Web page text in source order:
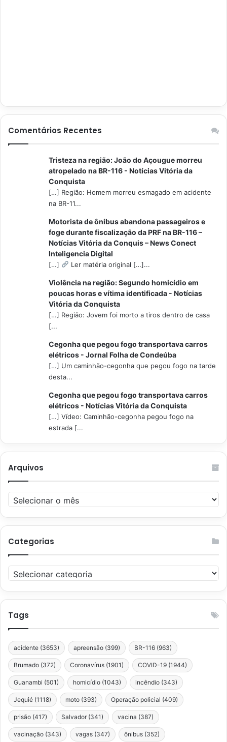
Comentários Recentes
Tristeza na região: João do Açougue morreu
atropelado na BR-116 - Notícias Vitória da
Conquista
[…] Região: Homem morreu esmagado em acidente
na BR-11...
Motorista de ônibus abandona passageiros e
foge durante fiscalização da PRF na BR-116 –
Notícias Vitória da Conquis – News Conect
Inteligencia Digital
[…] Ler matéria original […]...
Violência na região: Segundo homicídio em
poucas horas e vítima identificada - Notícias
Vitória da Conquista
[…] Região: Jovem foi morto a tiros dentro de casa
[...
Cegonha que pegou fogo transportava carros
elétricos - Jornal Folha de Condeúba
[…] Um caminhão-cegonha que pegou fogo na tarde
desta...
Cegonha que pegou fogo transportava carros
elétricos - Notícias Vitória da Conquista
[…] Vídeo: Caminhão-cegonha pegou fogo na
estrada [...
Arquivos
Arquivos
Categorias
Categorias
Tags
acidente (3653) apreensão (399) BR-116 (963)
Brumado (372) Coronavírus (1901) COVID-19 (1944)
Guanambi (501) homicídio (1043) incêndio (343)
Jequié (1118) moto (393) Operação policial (409)
prisão (417) Salvador (341) vacina (387)
vacinação (343) vagas (347) ônibus (352)